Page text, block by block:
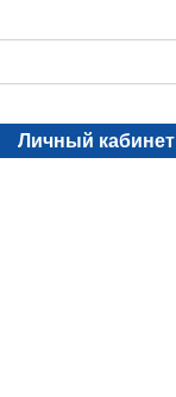
Личный кабинет